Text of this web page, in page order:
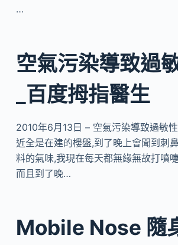
…
空氣污染導致過
_百度拇指醫生
2010年6月13日 – 空氣污染導致過敏
近全是在建的樓盤,到了晚上會聞到刺
料的氣味,我現在每天都無緣無故打噴
而且到了晚…
Mobile Nose 隨